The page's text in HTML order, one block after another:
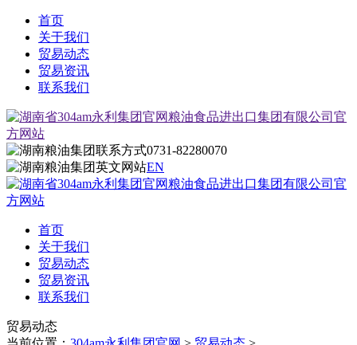
首页
关于我们
贸易动态
贸易资讯
联系我们
0731-82280070
EN
首页
关于我们
贸易动态
贸易资讯
联系我们
贸易动态